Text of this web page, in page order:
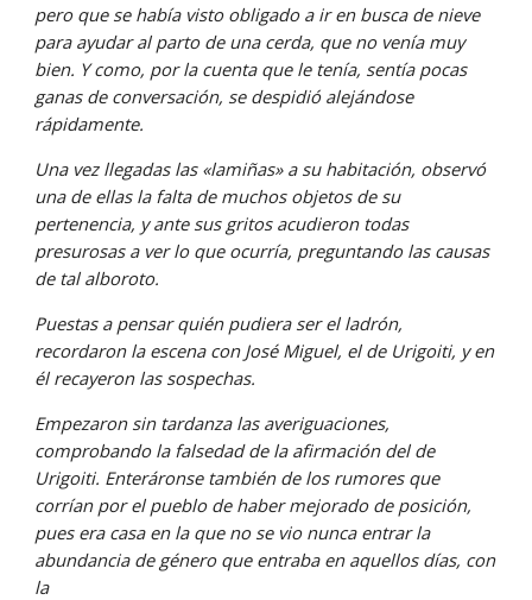
pero que se había visto obligado a ir en busca de nieve
para ayudar al parto de una cerda, que no venía muy
bien. Y como, por la cuenta que le tenía, sentía pocas
ganas de conversación, se despidió alejándose
rápidamente.
Una vez llegadas las «lamiñas» a su habitación, observó
una de ellas la falta de muchos objetos de su
pertenencia, y ante sus gritos acudieron todas
presurosas a ver lo que ocurría, preguntando las causas
de tal alboroto.
Puestas a pensar quién pudiera ser el ladrón,
recordaron la escena con José Miguel, el de Urigoiti, y en
él recayeron las sospechas.
Empezaron sin tardanza las averiguaciones,
comprobando la falsedad de la afirmación del de
Urigoiti. Enteráronse también de los rumores que
corrían por el pueblo de haber mejorado de posición,
pues era casa en la que no se vio nunca entrar la
abundancia de género que entraba en aquellos días, con
la